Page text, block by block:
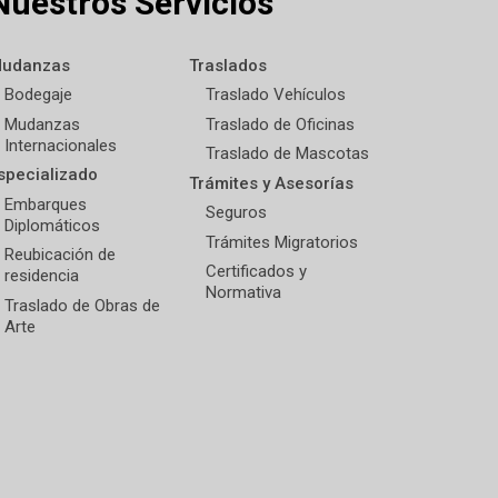
Bodegaje
Mudanzas
Internacionales
Embarques
Diplomáticos
Reubicación de
residencia
Traslado de Obras de
Arte
Traslados
Traslado Vehículos
Traslado de Oficinas
Traslado de Mascotas
Trámites y Asesorías
Seguros
Trámites Migratorios
Certificados y
Normativa